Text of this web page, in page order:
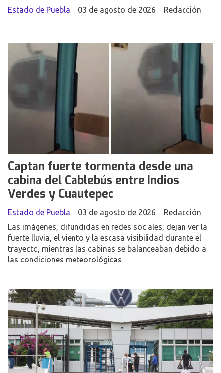
Redacción
Estado de Puebla 03 de agosto de 2026
Captan fuerte tormenta desde una
cabina del Cablebús entre Indios
Verdes y Cuautepec
Redacción
Estado de Puebla
03 de agosto de 2026
Las imágenes, difundidas en redes sociales, dejan ver la
fuerte lluvia, el viento y la escasa visibilidad durante el
trayecto, mientras las cabinas se balanceaban debido a
las condiciones meteorológicas